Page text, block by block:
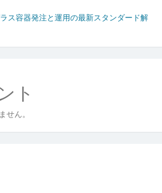
ス容器発注と運用の最新スタンダード解
ト
せん。